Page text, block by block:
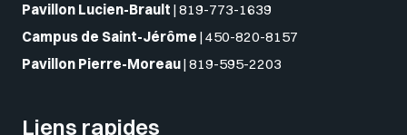
Pavillon Lucien-Brault | 819-773-1639
Campus de Saint-Jérôme | 450-820-8157
Pavillon Pierre-Moreau| 819-595-2203
Liens rapides